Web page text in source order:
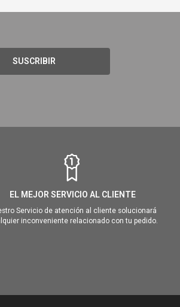
SUSCRIBIR
EL MEJOR SERVICIO AL CLIENTE
Servicio de atención al cliente solucionará
inconveniente relacionado con tu pedido.